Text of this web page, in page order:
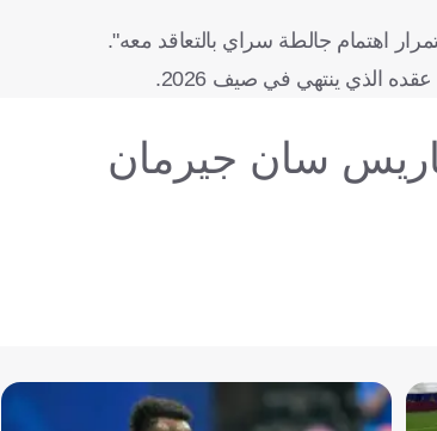
اهتمام جالطة سراي بالتعاقد معه".
الذي ينتهي في صيف 2026.
سان جيرمان